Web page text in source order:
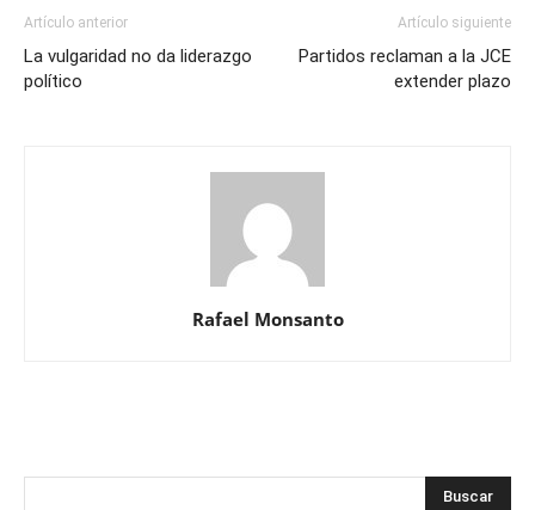
Artículo anterior
La vulgaridad no da liderazgo
político
Artículo siguiente
Partidos reclaman a la JCE
extender plazo
Rafael Monsanto